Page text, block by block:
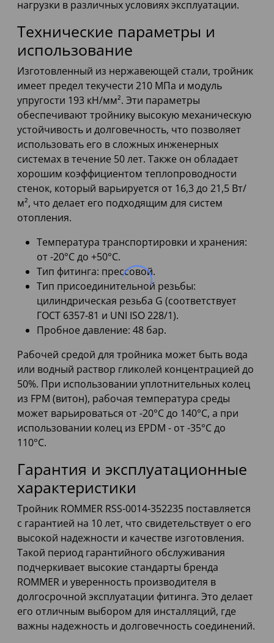
нагрузки в различных условиях эксплуатации.
Технические параметры и
использование
Изготовленный из нержавеющей стали, тройник
имеет предел текучести 210 МПа и модуль
упругости 193 кН/мм². Эти параметры
обеспечивают тройнику высокую механическую
устойчивость и долговечность, что позволяет
использовать его в сложных инженерных
системах в течение 50 лет. Также он обладает
хорошим коэффициентом теплопроводности
стенок, который варьируется от 16,3 до 21,5 Вт/
м², что делает его подходящим для систем
отопления.
Температура транспортировки и хранения:
от -20°C до +50°C.
Тип фитинга: прессовой.
Тип присоединительной резьбы:
цилиндрическая резьба G (соответствует
ГОСТ 6357-81 и UNI ISO 228/1).
Пробное давление: 48 бар.
Рабочей средой для тройника может быть вода
или водный раствор гликолей концентрацией до
50%. При использовании уплотнительных колец
из FPM (витон), рабочая температура среды
может варьироваться от -20°C до 140°C, а при
использовании колец из EPDM - от -35°C до
110°C.
Гарантия и эксплуатационные
характеристики
Тройник ROMMER RSS-0014-352235 поставляется
с гарантией на 10 лет, что свидетельствует о его
высокой надежности и качестве изготовления.
Такой период гарантийного обслуживания
подчеркивает высокие стандарты бренда
ROMMER и уверенность производителя в
долгосрочной эксплуатации фитинга. Это делает
его отличным выбором для инсталляций, где
важны надежность и долговечность соединений.